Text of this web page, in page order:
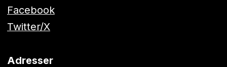
Facebook
Twitter/X
Adresser